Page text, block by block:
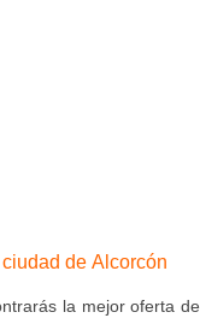
de Alcorcón
la mejor oferta de